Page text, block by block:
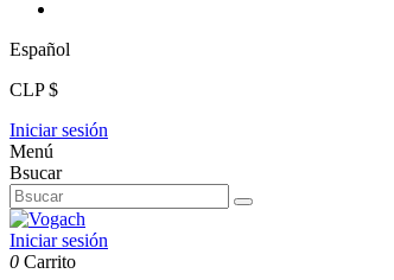
Español
CLP $
Iniciar sesión
Menú
Bsucar
Iniciar sesión
0 Carrito